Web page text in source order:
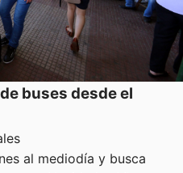
buses desde el
al mediodía y busca